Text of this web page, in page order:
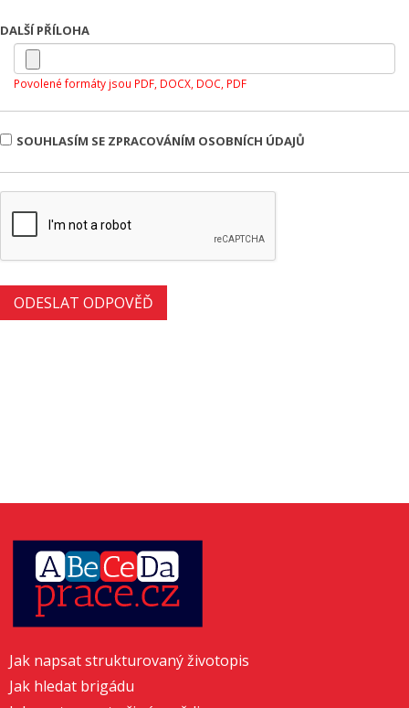
DALŠÍ PŘÍLOHA
Povolené formáty jsou PDF, DOCX, DOC, PDF
SOUHLASÍM SE ZPRACOVÁNÍM OSOBNÍCH ÚDAJŮ
Jak napsat strukturovaný životopis
Jak hledat brigádu